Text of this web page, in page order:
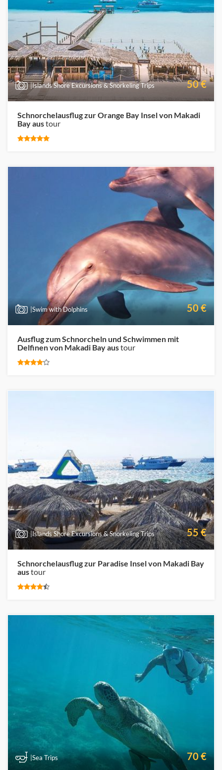
|Islands Shore Excursions & Snorkeling Trips 50 €
Schnorchelausflug zur Orange Bay Insel von Makadi
Bay austour
|Swim with Dolphins 50 €
Ausflug zum Schnorcheln und Schwimmen mit
Delfinen von Makadi Bay austour
|Islands Shore Excursions & Snorkeling Trips 55 €
Schnorchelausflug zur Paradise Insel von Makadi Bay
austour
|Sea Trips 70 €